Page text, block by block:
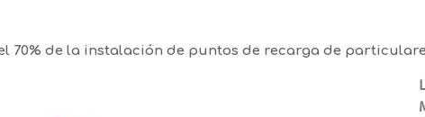
70% de la instalación de puntos de recarga de